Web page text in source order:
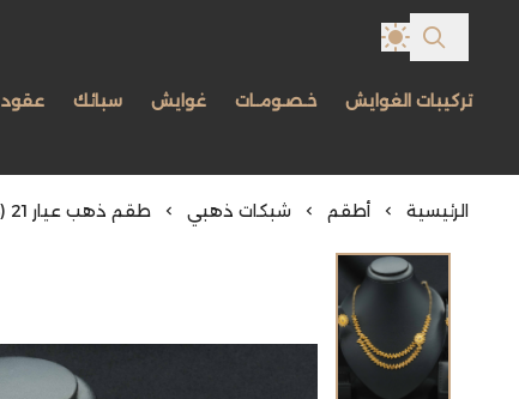
تركيبات الغوايش خـصـومـات غوايش سبائك عقود
الرئيسية أطقم شبكات ذهبي طقم ذهب عيار 21 (S8058)